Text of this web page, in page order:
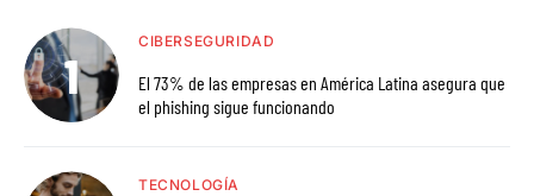
CIBERSEGURIDAD
El 73% de las empresas en América Latina asegura que
el phishing sigue funcionando
TECNOLOGÍA